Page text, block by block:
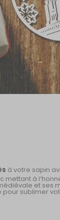
à votre sapin
mettant à
et ses
sublimer